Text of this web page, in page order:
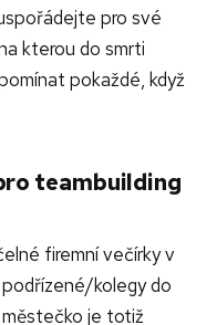
pro své
kterou do smrti
pokaždé, když
teambuilding
firemní večírky v
kolegy do
je totiž